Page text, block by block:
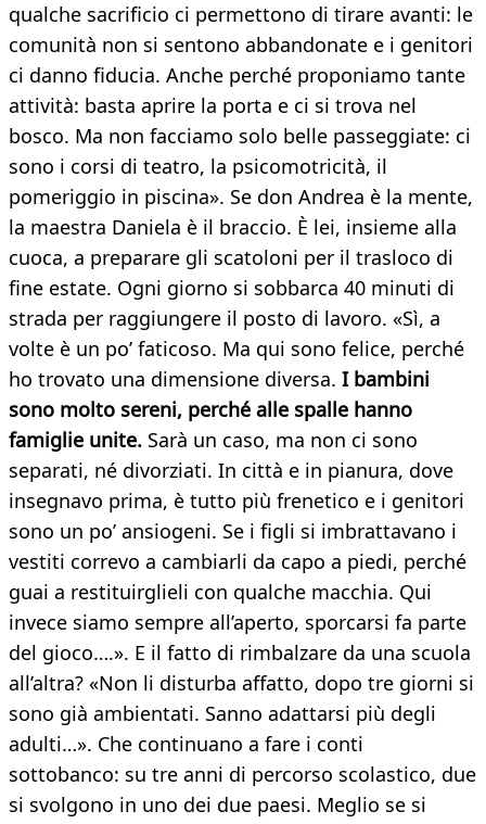
qualche sacrificio ci permettono di tirare avanti: le
comunità non si sentono abbandonate e i genitori
ci danno fiducia. Anche perché proponiamo tante
attività: basta aprire la porta e ci si trova nel
bosco. Ma non facciamo solo belle passeggiate: ci
sono i corsi di teatro, la psicomotricità, il
pomeriggio in piscina». Se don Andrea è la mente,
la maestra Daniela è il braccio. È lei, insieme alla
cuoca, a preparare gli scatoloni per il trasloco di
fine estate. Ogni giorno si sobbarca 40 minuti di
strada per raggiungere il posto di lavoro. «Sì, a
volte è un po’ faticoso. Ma qui sono felice, perché
ho trovato una dimensione diversa. I bambini
sono molto sereni, perché alle spalle hanno
famiglie unite. Sarà un caso, ma non ci sono
separati, né divorziati. In città e in pianura, dove
insegnavo prima, è tutto più frenetico e i genitori
sono un po’ ansiogeni. Se i figli si imbrattavano i
vestiti correvo a cambiarli da capo a piedi, perché
guai a restituirglieli con qualche macchia. Qui
invece siamo sempre all’aperto, sporcarsi fa parte
del gioco….». E il fatto di rimbalzare da una scuola
all’altra? «Non li disturba affatto, dopo tre giorni si
sono già ambientati. Sanno adattarsi più degli
adulti…». Che continuano a fare i conti
sottobanco: su tre anni di percorso scolastico, due
si svolgono in uno dei due paesi. Meglio se si